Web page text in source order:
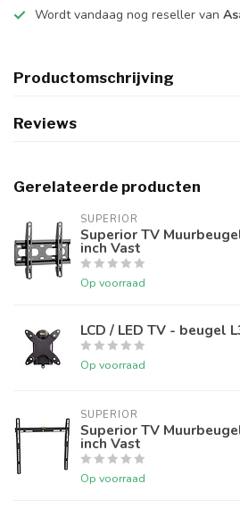
Wordt vandaag nog reseller van
Productomschrijving
Reviews
Gerelateerde producten
SUPERIOR
Superior TV
inch Vast
Op voorraad
LCD / LED TV - beugel
Op voorraad
SUPERIOR
Superior TV
inch Vast
Op voorraad